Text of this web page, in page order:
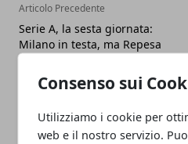
Consenso sui
Utilizziamo i cookie per
web e il nostro servizio.
Articolo Precedente
Serie A, la sesta giornata:
Milano in testa, ma Repesa
è una furia. Reggio e
Avellino tengono botta